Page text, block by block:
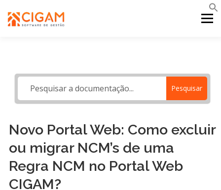
para
Menu
PORTAL WEB MOBILE SUPORTE Pesquisar
Novo Portal Web: Como excluir
ou migrar NCM’s de uma
Regra NCM no Portal Web
CIGAM?